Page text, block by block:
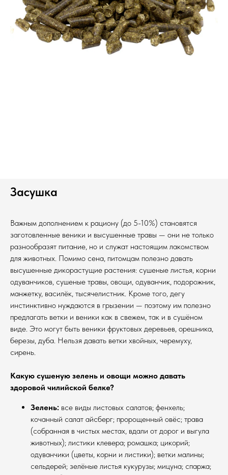
Засушка
Важным дополнением к рациону (до 5-10%) становятся
заготовленные веники и высушенные травы — они не только
разнообразят питание, но и служат настоящим лакомством
для животных. Помимо сена, питомцам полезно давать
высушенные дикорастущие растения: сушеные листья, корни
одуванчиков, сушеные травы, овощи, одуванчик, подорожник,
манжетку, василёк, тысячелистник. Кроме того, дегу
инстинктивно нуждаются в грызении — поэтому им полезно
предлагать ветки и веники как в свежем, так и в сушёном
виде. Это могут быть веники фруктовых деревьев, орешника,
березы, дуба. Нельзя давать ветки хвойных, черемуху,
сирень.
Какую сушеную зелень и овощи можно давать
здоровой чилийской белке?
Зелень: все виды листовых салатов; фенхель;
кочанный салат айсберг; пророщенный овёс; трава
(собранная в чистых местах, вдали от дорог и выгула
животных); листики клевера; ромашка; цикорий;
одуванчики (цветы, корни и листики); ветки малины;
сельдерей; зелёные листья кукурузы; мицуна; спаржа;